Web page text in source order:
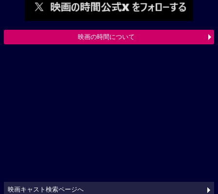
映画の時間について
映画キャスト検索ページへ